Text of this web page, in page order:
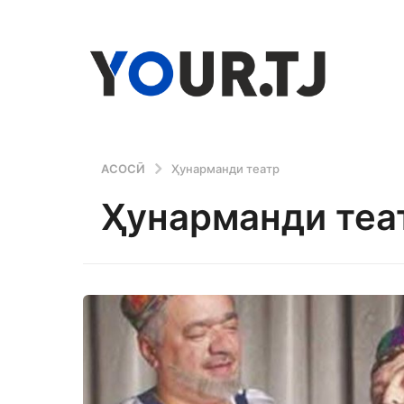
АСОСӢ Ҳунарманди театр
Ҳунарманди